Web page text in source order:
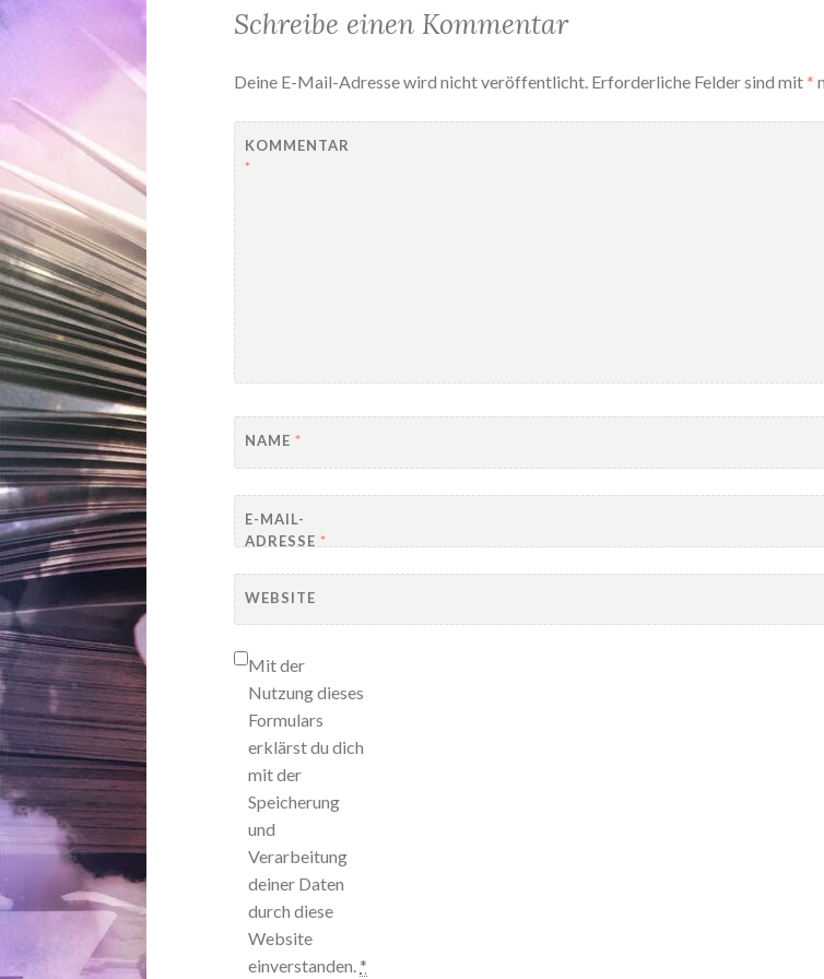
Schreibe einen Kommentar
Deine E-Mail-Adresse wird nicht veröffentlicht. Erforderliche Felder sind mit*
KOMMENTAR
*
NAME*
E-MAIL-
ADRESSE*
WEBSITE
Mit der
Nutzung dieses
Formulars
erklärst du dich
mit der
Speicherung
und
Verarbeitung
deiner Daten
durch diese
Website
einverstanden. *